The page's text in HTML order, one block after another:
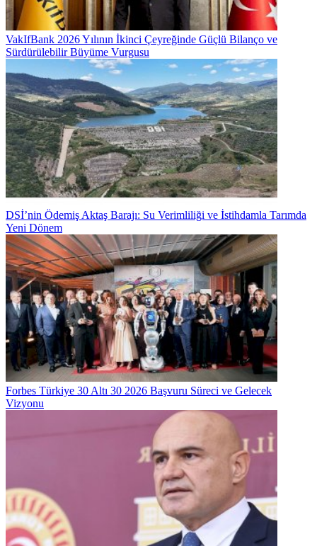
VakIfBank 2026 Yılının İkinci Çeyreğinde Güçlü Bilanço ve
Sürdürülebilir Büyüme Vurgusu
DSİ’nin Ödemiş Aktaş Barajı: Su Verimliliği ve İstihdamla Tarımda
Yeni Dönem
Forbes Türkiye 30 Altı 30 2026 Başvuru Süreci ve Gelecek
Vizyonu